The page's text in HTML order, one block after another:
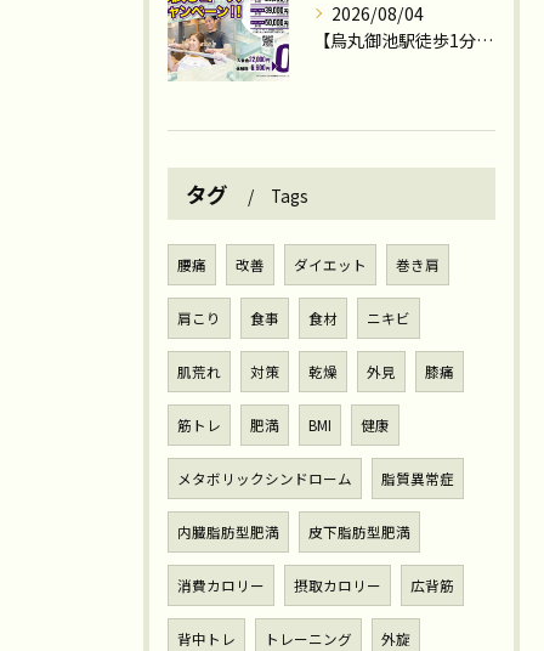
2026/08/04
【烏丸御池駅徒歩1分のパーソナルジム】先着5名様お試しコースキャンペーンの案内≪残り4名≫
タグ Tags
腰痛 改善 ダイエット 巻き肩
肩こり 食事 食材 ニキビ
肌荒れ 対策 乾燥 外見 膝痛
筋トレ 肥満 BMI 健康
メタボリックシンドローム 脂質異常症
内臓脂肪型肥満 皮下脂肪型肥満
消費カロリー 摂取カロリー 広背筋
背中トレ トレーニング 外旋